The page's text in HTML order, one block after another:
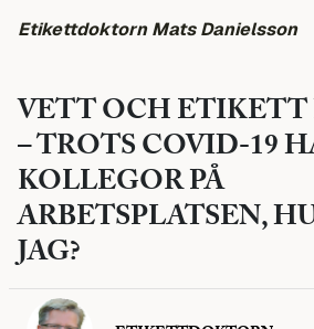
Etikettdoktorn Mats Danielsson
VETT OCH ETIKETT
– TROTS COVID-19
KOLLEGOR PÅ
ARBETSPLATSEN,
JAG?